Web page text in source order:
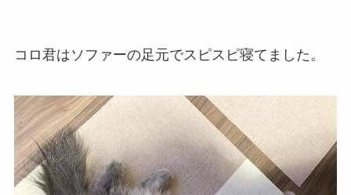
コロ君はソファーの足元でスピスピ寝てました。